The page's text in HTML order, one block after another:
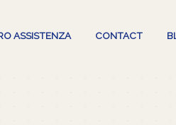
ASSISTENZA CONTACT